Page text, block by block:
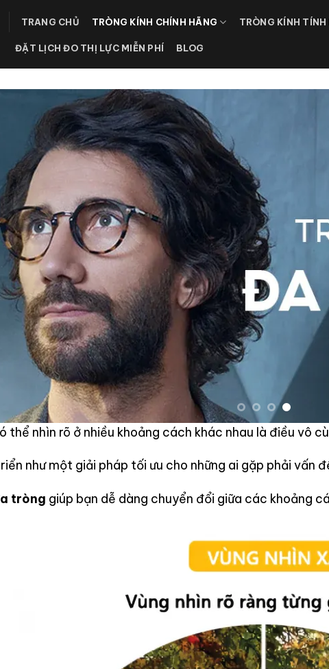
TRANG CHỦ TRÒNG KÍNH CHÍNH HÃNG TRÒNG KÍNH TÍNH
ĐẶT LỊCH ĐO THỊ LỰC MIỄN PHÍ BLOG
thể nhìn rõ ở nhiều khoảng cách khác nhau là điều vô
như một giải pháp tối ưu cho những ai gặp phải vấn
tròng giúp bạn dễ dàng chuyển đổi giữa các khoảng